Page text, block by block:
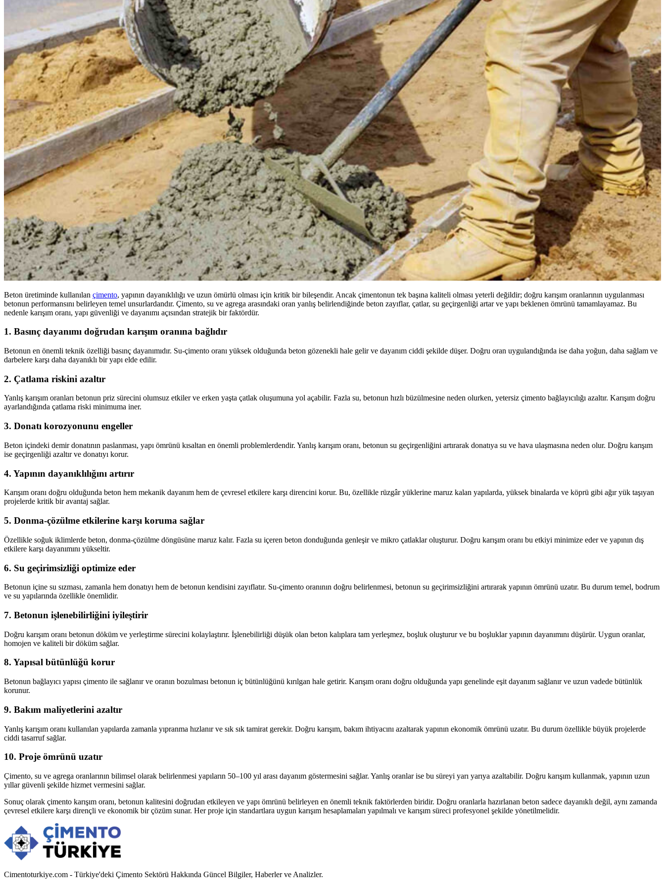
Beton üretiminde kullanılan çimento, yapının dayanıklılığı ve uzun ömürlü olması için kritik bir bileşendir. Ancak çimentonun tek başına kaliteli olması yeterli değildir; doğru karışım oranlarının uygulanması
betonun performansını belirleyen temel unsurlardandır. Çimento, su ve agrega arasındaki oran yanlış belirlendiğinde beton zayıflar, çatlar, su geçirgenliği artar ve yapı beklenen ömrünü tamamlayamaz. Bu
nedenle karışım oranı, yapı güvenliği ve dayanımı açısından stratejik bir faktördür.
1. Basınç dayanımı doğrudan karışım oranına bağlıdır
Betonun en önemli teknik özelliği basınç dayanımıdır. Su-çimento oranı yüksek olduğunda beton gözenekli hale gelir ve dayanım ciddi şekilde düşer. Doğru oran uygulandığında ise daha yoğun, daha sağlam ve
darbelere karşı daha dayanıklı bir yapı elde edilir.
2. Çatlama riskini azaltır
Yanlış karışım oranları betonun priz sürecini olumsuz etkiler ve erken yaşta çatlak oluşumuna yol açabilir. Fazla su, betonun hızlı büzülmesine neden olurken, yetersiz çimento bağlayıcılığı azaltır. Karışım doğru
ayarlandığında çatlama riski minimuma iner.
3. Donatı korozyonunu engeller
Beton içindeki demir donatının paslanması, yapı ömrünü kısaltan en önemli problemlerdendir. Yanlış karışım oranı, betonun su geçirgenliğini artırarak donatıya su ve hava ulaşmasına neden olur. Doğru karışım
ise geçirgenliği azaltır ve donatıyı korur.
4. Yapının dayanıklılığını artırır
Karışım oranı doğru olduğunda beton hem mekanik dayanım hem de çevresel etkilere karşı direncini korur. Bu, özellikle rüzgâr yüklerine maruz kalan yapılarda, yüksek binalarda ve köprü gibi ağır yük taşıyan
projelerde kritik bir avantaj sağlar.
5. Donma-çözülme etkilerine karşı koruma sağlar
Özellikle soğuk iklimlerde beton, donma-çözülme döngüsüne maruz kalır. Fazla su içeren beton donduğunda genleşir ve mikro çatlaklar oluşturur. Doğru karışım oranı bu etkiyi minimize eder ve yapının dış
etkilere karşı dayanımını yükseltir.
6. Su geçirimsizliği optimize eder
Betonun içine su sızması, zamanla hem donatıyı hem de betonun kendisini zayıflatır. Su-çimento oranının doğru belirlenmesi, betonun su geçirimsizliğini artırarak yapının ömrünü uzatır. Bu durum temel, bodrum
ve su yapılarında özellikle önemlidir.
7. Betonun işlenebilirliğini iyileştirir
Doğru karışım oranı betonun döküm ve yerleştirme sürecini kolaylaştırır. İşlenebilirliği düşük olan beton kalıplara tam yerleşmez, boşluk oluşturur ve bu boşluklar yapının dayanımını düşürür. Uygun oranlar,
homojen ve kaliteli bir döküm sağlar.
8. Yapısal bütünlüğü korur
Betonun bağlayıcı yapısı çimento ile sağlanır ve oranın bozulması betonun iç bütünlüğünü kırılgan hale getirir. Karışım oranı doğru olduğunda yapı genelinde eşit dayanım sağlanır ve uzun vadede bütünlük
korunur.
9. Bakım maliyetlerini azaltır
Yanlış karışım oranı kullanılan yapılarda zamanla yıpranma hızlanır ve sık sık tamirat gerekir. Doğru karışım, bakım ihtiyacını azaltarak yapının ekonomik ömrünü uzatır. Bu durum özellikle büyük projelerde
ciddi tasarruf sağlar.
10. Proje ömrünü uzatır
Çimento, su ve agrega oranlarının bilimsel olarak belirlenmesi yapıların 50–100 yıl arası dayanım göstermesini sağlar. Yanlış oranlar ise bu süreyi yarı yarıya azaltabilir. Doğru karışım kullanmak, yapının uzun
yıllar güvenli şekilde hizmet vermesini sağlar.
Sonuç olarak çimento karışım oranı, betonun kalitesini doğrudan etkileyen ve yapı ömrünü belirleyen en önemli teknik faktörlerden biridir. Doğru oranlarla hazırlanan beton sadece dayanıklı değil, aynı zamanda
çevresel etkilere karşı dirençli ve ekonomik bir çözüm sunar. Her proje için standartlara uygun karışım hesaplamaları yapılmalı ve karışım süreci profesyonel şekilde yönetilmelidir.
Cimentoturkiye.com - Türkiye'deki Çimento Sektörü Hakkında Güncel Bilgiler, Haberler ve Analizler.